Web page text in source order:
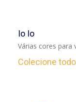
Io Io
Várias cores para
Colecione